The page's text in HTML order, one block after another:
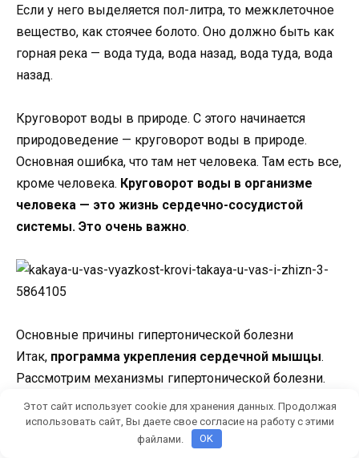
Если у него выделяется пол-литра, то межклеточное
вещество, как стоячее болото. Оно должно быть как
горная река — вода туда, вода назад, вода туда, вода
назад.
Круговорот воды в природе. С этого начинается
природоведение — круговорот воды в природе.
Основная ошибка, что там нет человека. Там есть все,
кроме человека. Круговорот воды в организме
человека — это жизнь сердечно-сосудистой
системы. Это очень важно.
Основные причины гипертонической болезни
Итак, программа укрепления сердечной мышцы.
Рассмотрим механизмы гипертонической болезни.
Вам сейчас это сложно будет усвоить досконально,
но я назову минимум6 причин гипертонической
Этот сайт использует cookie для хранения данных. Продолжая
использовать сайт, Вы даете свое согласие на работу с этими
файлами.
OK